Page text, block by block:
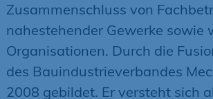
Zusammenschluss von
nahestehender Gewerke sowie
Organisationen. Durch die
des Bauindustrieverbandes
2008 gebildet. Er versteht sich